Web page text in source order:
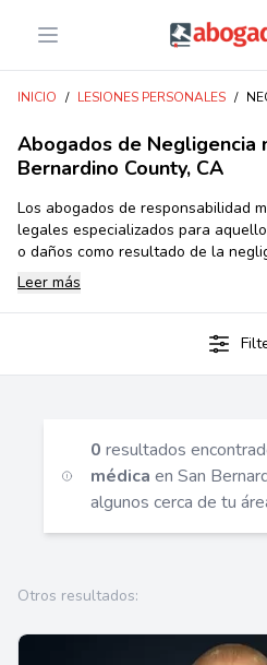
Open menu
INICIO / LESIONES PERSONALES /
Abogados de Negligencia
Bernardino County, CA
Los abogados de responsabilidad
legales especializados para
o daños como resultado de la
profesional de un médico o una
abogados ayudan a sus clientes a
daños, la rehabilitación y otros
recuperando así el daño causado
Leer más
0 resultados
médica en San
algunos cerca de tu
Otros resultados: